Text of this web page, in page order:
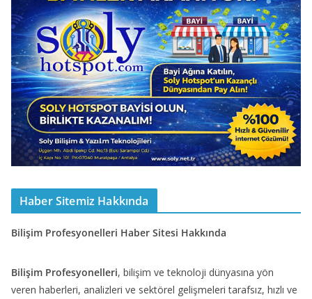
Haber Sitemiz Hakkında
Bilişim Profesyonelleri Haber Sitesi Hakkında
Bilişim Profesyonelleri, bilişim ve teknoloji dünyasına yön
veren haberleri, analizleri ve sektörel gelişmeleri tarafsız, hızlı ve